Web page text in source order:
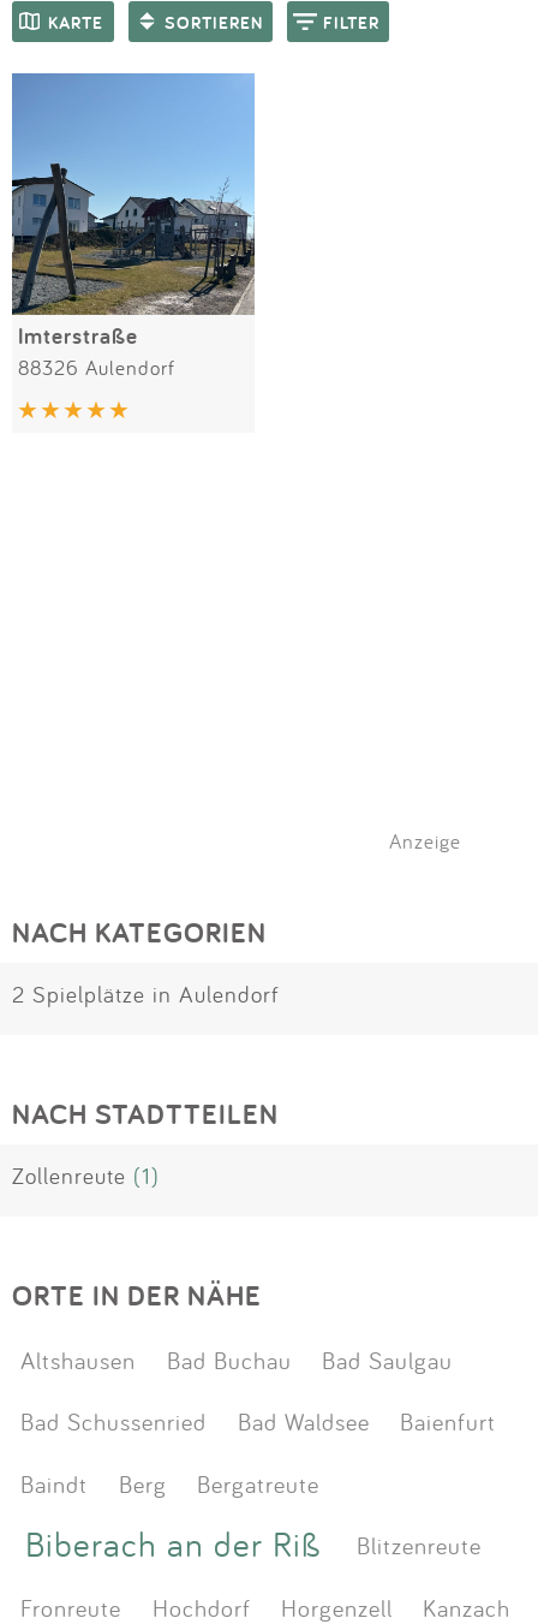
KARTE SORTIEREN FILTER
SPIELGERÄTE
Imterstraße
88326 Aulendorf
Anzeige
NACH KATEGORIEN
2 Spielplätze in Aulendorf
NACH STADTTEILEN
Zollenreute (1)
ORTE IN DER NÄHE
Altshausen Bad Buchau
Bad Saulgau
Bad Schussenried
Bad Waldsee
Baienfurt
Baindt
Berg Bergatreute
Biberach an der Riß
Blitzenreute
Fronreute
Hochdorf Horgenzell
Kanzach